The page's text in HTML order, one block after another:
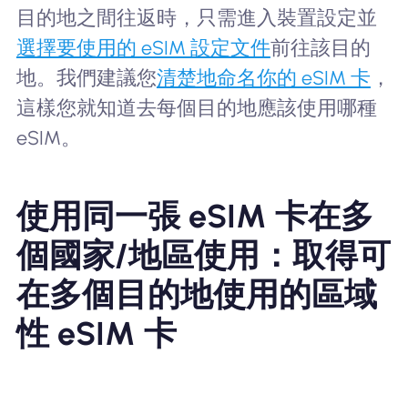
目的地之間往返時，只需進入裝置設定並
選擇要使用的 eSIM 設定文件前往該目的
地。我們建議您清楚地命名你的 eSIM 卡 ，
這樣您就知道去每個目的地應該使用哪種
eSIM。
使用同一張 eSIM 卡在多
個國家/地區使用：取得可
在多個目的地使用的區域
性 eSIM 卡